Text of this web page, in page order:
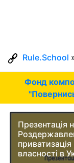
Rule.School
Фонд
Презентація
приватизація
власності в